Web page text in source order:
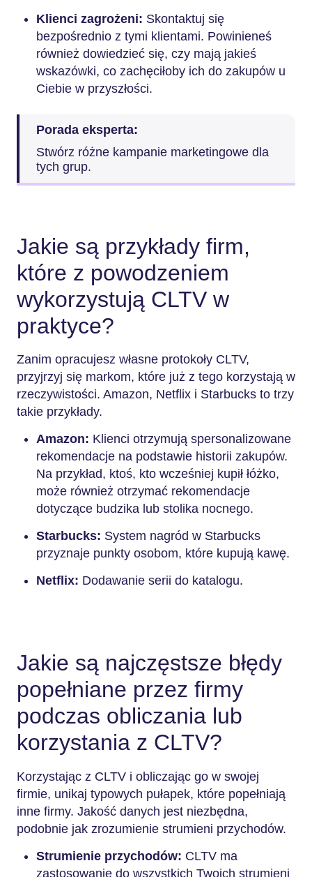
Klienci zagrożeni: Skontaktuj się
bezpośrednio z tymi klientami. Powinieneś
również dowiedzieć się, czy mają jakieś
wskazówki, co zachęciłoby ich do zakupów u
Ciebie w przyszłości.
Porada eksperta:
Stwórz różne kampanie marketingowe dla
tych grup.
Jakie są przykłady firm,
które z powodzeniem
wykorzystują CLTV w
praktyce?
Zanim opracujesz własne protokoły CLTV,
przyjrzyj się markom, które już z tego korzystają w
rzeczywistości. Amazon, Netflix i Starbucks to trzy
takie przykłady.
Amazon: Klienci otrzymują spersonalizowane
rekomendacje na podstawie historii zakupów.
Na przykład, ktoś, kto wcześniej kupił łóżko,
może również otrzymać rekomendacje
dotyczące budzika lub stolika nocnego.
Starbucks: System nagród w Starbucks
przyznaje punkty osobom, które kupują kawę.
Netflix: Dodawanie serii do katalogu.
Jakie są najczęstsze błędy
popełniane przez firmy
podczas obliczania lub
korzystania z CLTV?
Korzystając z CLTV i obliczając go w swojej
firmie, unikaj typowych pułapek, które popełniają
inne firmy. Jakość danych jest niezbędna,
podobnie jak zrozumienie strumieni przychodów.
Strumienie przychodów: CLTV ma
zastosowanie do wszystkich Twoich strumieni